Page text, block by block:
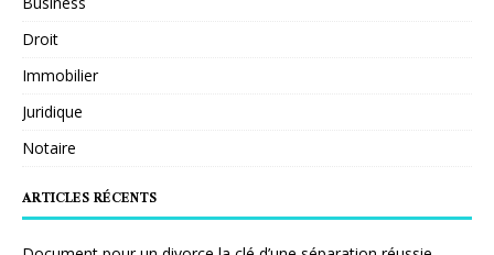
Droit
Immobilier
Juridique
Notaire
ARTICLES RÉCENTS